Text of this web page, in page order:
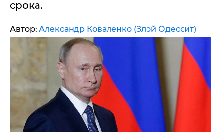
срока.
Автор: Александр Коваленко (Злой Одессит)